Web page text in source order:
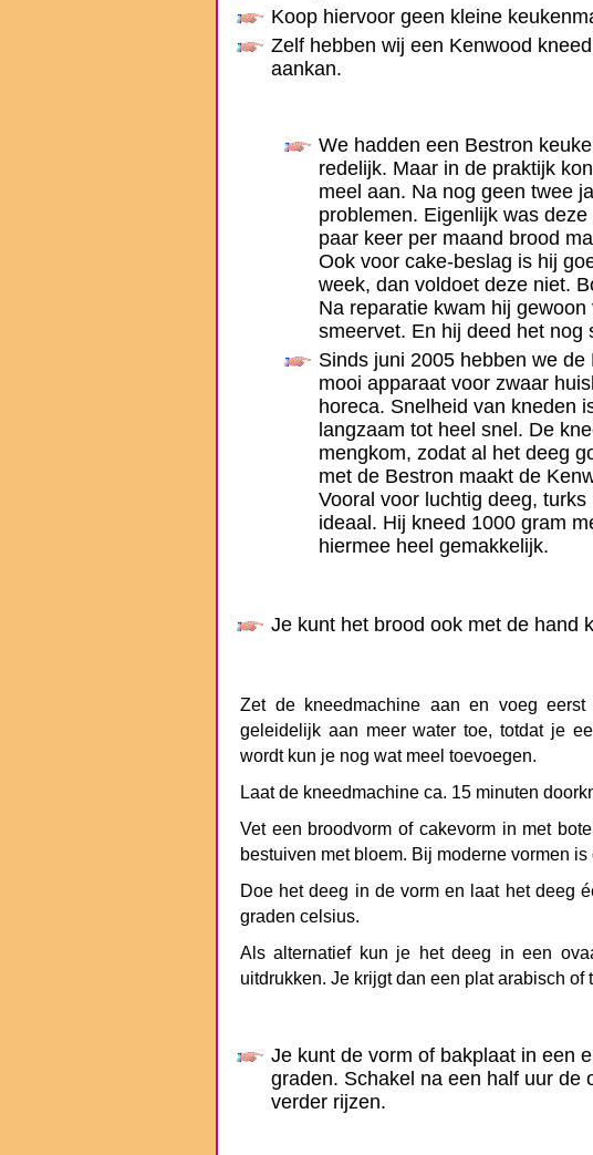
Koop hiervoor geen kleine
Zelf hebben wij een Kenwood
aankan.
We hadden een Bestron
redelijk. Maar in de praktijk
meel aan. Na nog geen twee
problemen. Eigenlijk was
paar keer per maand brood
Ook voor cake-beslag is hij
week, dan voldoet deze niet.
Na reparatie kwam hij
smeervet. En hij deed het nog
Sinds juni 2005 hebben we
mooi apparaat voor zwaar
horeca. Snelheid van kneden
langzaam tot heel snel. De
mengkom, zodat al het deeg
met de Bestron maakt de
Vooral voor luchtig deeg,
ideaal. Hij kneed 1000 gram
hiermee heel gemakkelijk.
Je kunt het brood ook met de hand
Zet de kneedmachine aan en voeg
geleidelijk aan meer water toe, totdat je
wordt kun je nog wat meel toevoegen.
Laat de kneedmachine ca. 15 minuten
Vet een broodvorm of cakevorm in met
bestuiven met bloem. Bij moderne vormen
Doe het deeg in de vorm en laat het deeg
graden celsius.
Als alternatief kun je het deeg in een
uitdrukken. Je krijgt dan een plat arabisch of
Je kunt de vorm of bakplaat in een
graden. Schakel na een half uur de
verder rijzen.